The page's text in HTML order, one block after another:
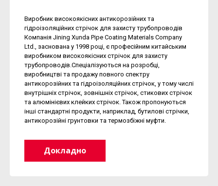
Виробник високоякісних антикорозійних та
гідроізоляційних стрічок для захисту трубопроводів
Компанія Jining Xunda Pipe Coating Materials Company
Ltd., заснована у 1998 році, є професійним китайським
виробником високоякісних стрічок для захисту
трубопроводів.Спеціалізуються на розробці,
виробництві та продажу повного спектру
антикорозійних та гідроізоляційних стрічок, у тому числі
внутрішніх стрічок, зовнішніх стрічок, стикових стрічок
та алюмінієвих клейких стрічок. Також пропонуються
інші стандартні продукти, наприклад, бутилові стрічки,
антикорозійні грунтовки та термозбіжні муфти.
Докладно